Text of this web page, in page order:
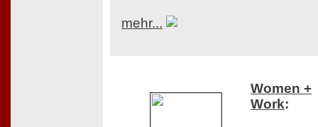
mehr...
Women +
Work: